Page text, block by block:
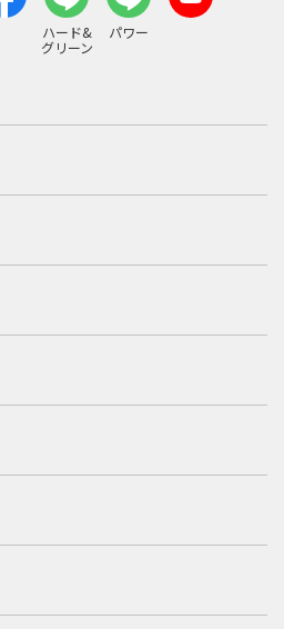
ハード&
グリーン
パワー